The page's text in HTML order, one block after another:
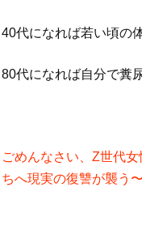
40代になれば若い頃の
80代になれば自分で糞
ごめんなさい、Z世代
ちへ現実の復讐が襲う〜